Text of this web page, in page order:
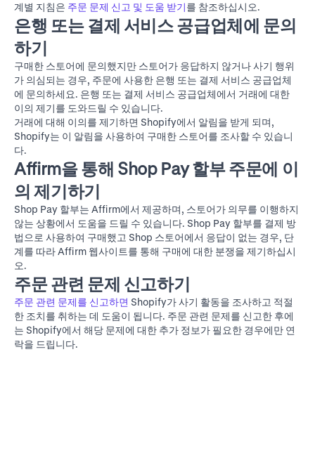
계별 지침은 주문 문제 신고 및 도움 받기를 참조하십시오.
은행 또는 결제 서비스 공급업체에 문의
하기
구매한 스토어에 문의했지만 스토어가 응답하지 않거나 사기 행위
가 의심되는 경우, 주문에 사용한 은행 또는 결제 서비스 공급업체
에 문의하세요. 은행 또는 결제 서비스 공급업체에서 거래에 대한
이의 제기를 도와드릴 수 있습니다.
거래에 대해 이의를 제기하면 Shopify에서 알림을 받게 되며,
Shopify는 이 알림을 사용하여 구매한 스토어를 조사할 수 있습니
다.
Affirm을 통해 Shop Pay 할부 주문에 이
의 제기하기
Shop Pay 할부는 Affirm에서 제공하며, 스토어가 의무를 이행하지
않는 상황에서 도움을 드릴 수 있습니다. Shop Pay 할부를 결제 방
법으로 사용하여 구매했고 Shop 스토어에서 응답이 없는 경우, 단
계를 따라Affirm 웹사이트를 통해 구매에 대한 분쟁을 제기하십시
오.
주문 관련 문제 신고하기
주문 관련 문제를 신고하면 Shopify가 사기 활동을 조사하고 적절
한 조치를 취하는 데 도움이 됩니다. 주문 관련 문제를 신고한 후에
는 Shopify에서 해당 문제에 대한 추가 정보가 필요한 경우에만 연
락을 드립니다.